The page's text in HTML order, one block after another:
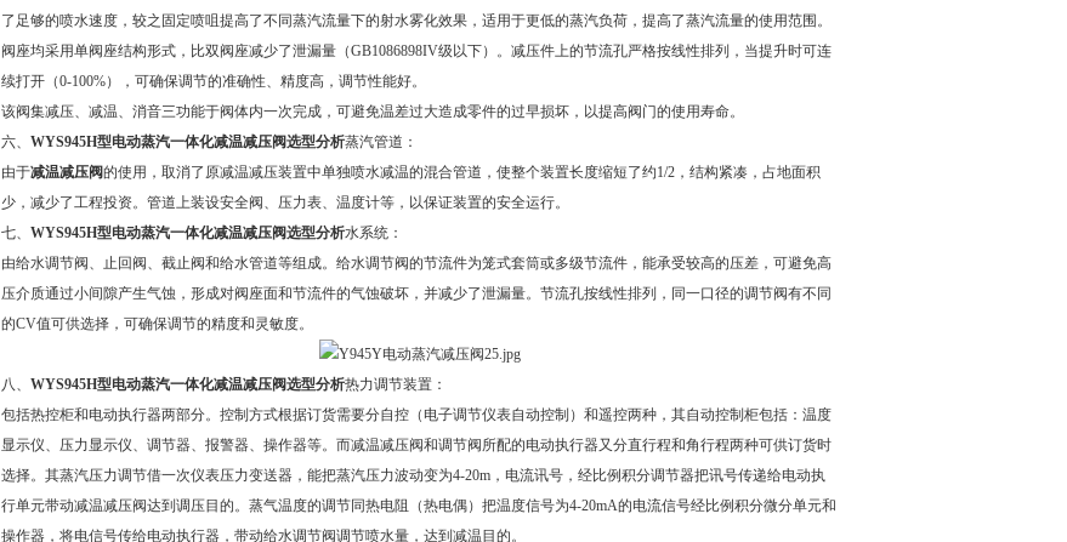
了足够的喷水速度，较之固定喷咀提高了不同蒸汽流量下的射水雾化效果，适用于更低的蒸汽负荷，提高了蒸汽流量的使用范围。
阀座均采用单阀座结构形式，比双阀座减少了泄漏量（GB1086898IV级以下）。减压件上的节流孔严格按线性排列，当提升时可连
续打开（0-100%），可确保调节的准确性、精度高，调节性能好。
该阀集减压、减温、消音三功能于阀体内一次完成，可避免温差过大造成零件的过早损坏，以提高阀门的使用寿命。
六、 WYS945H型电动蒸汽一体化减温减压阀选型分析蒸汽管道：
由于减温减压阀的使用，取消了原减温减压装置中单独喷水减温的混合管道，使整个装置长度缩短了约1/2，结构紧凑，占地面积
少，减少了工程投资。管道上装设安全阀、压力表、温度计等，以保证装置的安全运行。
七、 WYS945H型电动蒸汽一体化减温减压阀选型分析水系统：
由给水调节阀、止回阀、截止阀和给水管道等组成。给水调节阀的节流件为笼式套筒或多级节流件，能承受较高的压差，可避免高
压介质通过小间隙产生气蚀，形成对阀座面和节流件的气蚀破坏，并减少了泄漏量。节流孔按线性排列，同一口径的调节阀有不同
的CV值可供选择，可确保调节的精度和灵敏度。
八、 WYS945H型电动蒸汽一体化减温减压阀选型分析热力调节装置：
包括热控柜和电动执行器两部分。控制方式根据订货需要分自控（电子调节仪表自动控制）和遥控两种，其自动控制柜包括：温度
显示仪、压力显示仪、调节器、报警器、操作器等。而减温减压阀和调节阀所配的电动执行器又分直行程和角行程两种可供订货时
选择。其蒸汽压力调节借一次仪表压力变送器，能把蒸汽压力波动变为4-20m，电流讯号，经比例积分调节器把讯号传递给电动执
行单元带动减温减压阀达到调压目的。蒸气温度的调节同热电阻（热电偶）把温度信号为4-20mA的电流信号经比例积分微分单元和
操作器，将电信号传给电动执行器，带动给水调节阀调节喷水量，达到减温目的。